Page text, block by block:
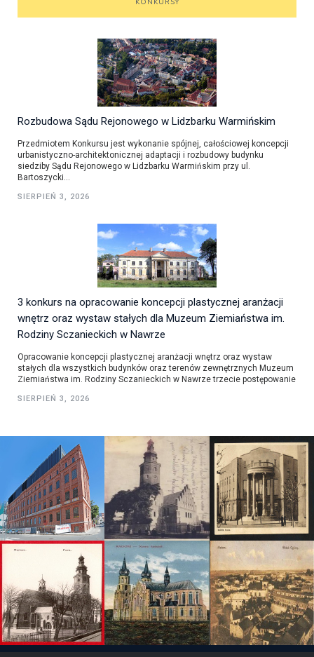
Rozbudowa Sądu Rejonowego w Lidzbarku Warmińskim
Przedmiotem Konkursu jest wykonanie spójnej, całościowej koncepcji
urbanistyczno-architektonicznej adaptacji i rozbudowy budynku
siedziby Sądu Rejonowego w Lidzbarku Warmińskim przy ul.
Bartoszycki...
SIERPIEŃ 3, 2026
3 konkurs na opracowanie koncepcji plastycznej aranżacji
wnętrz oraz wystaw stałych dla Muzeum Ziemiaństwa im.
Rodziny Sczanieckich w Nawrze
Opracowanie koncepcji plastycznej aranżacji wnętrz oraz wystaw
stałych dla wszystkich budynków oraz terenów zewnętrznych Muzeum
Ziemiaństwa im. Rodziny Sczanieckich w Nawrze trzecie postępowanie
SIERPIEŃ 3, 2026